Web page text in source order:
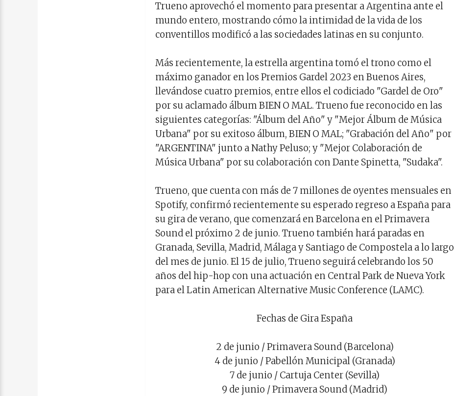
Trueno aprovechó el momento para presentar a Argentina ante el
mundo entero, mostrando cómo la intimidad de la vida de los
conventillos modificó a las sociedades latinas en su conjunto.
Más recientemente, la estrella argentina tomó el trono como el
máximo ganador en los Premios Gardel 2023 en Buenos Aires,
llevándose cuatro premios, entre ellos el codiciado "Gardel de Oro"
por su aclamado álbum BIEN O MAL. Trueno fue reconocido en las
siguientes categorías: "Álbum del Año" y "Mejor Álbum de Música
Urbana" por su exitoso álbum, BIEN O MAL; "Grabación del Año" por
"ARGENTINA" junto a Nathy Peluso; y "Mejor Colaboración de
Música Urbana" por su colaboración con Dante Spinetta, "Sudaka".
Trueno, que cuenta con más de 7 millones de oyentes mensuales en
Spotify, confirmó recientemente su esperado regreso a España para
su gira de verano, que comenzará en Barcelona en el Primavera
Sound el próximo 2 de junio. Trueno también hará paradas en
Granada, Sevilla, Madrid, Málaga y Santiago de Compostela a lo largo
del mes de junio. El 15 de julio, Trueno seguirá celebrando los 50
años del hip-hop con una actuación en Central Park de Nueva York
para el Latin American Alternative Music Conference (LAMC).
Fechas de Gira España
2 de junio / Primavera Sound (Barcelona)
4 de junio / Pabellón Municipal (Granada)
7 de junio / Cartuja Center (Sevilla)
9 de junio / Primavera Sound (Madrid)